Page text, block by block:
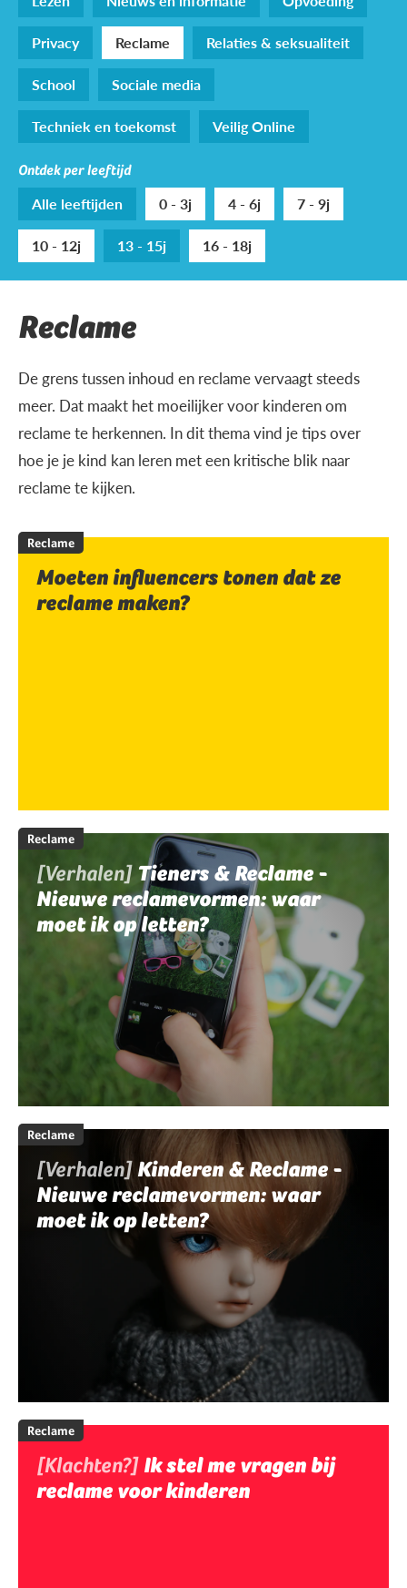
Privacy
Reclame
Relaties & seksualiteit
School
Sociale media
Techniek en toekomst
Veilig Online
Ontdek per leeftijd
Alle leeftijden 0 - 3j 4 - 6j
7 - 9j
10 - 12j
13 - 15j 16 - 18j
Reclame
De grens tussen inhoud en reclame vervaagt steeds
meer. Dat maakt het moeilijker voor kinderen om
reclame te herkennen. In dit thema vind je tips over
hoe je je kind kan leren met een kritische blik naar
reclame te kijken.
Reclame
Moeten influencers tonen dat ze
reclame maken?
Reclame
[Verhalen] Tieners & Reclame -
Nieuwe reclamevormen: waar
moet ik op letten?
Reclame
[Verhalen]Kinderen & Reclame -
Nieuwe reclamevormen: waar
moet ik op letten?
Reclame
[Klachten?] Ik stel me vragen bij
reclame voor kinderen